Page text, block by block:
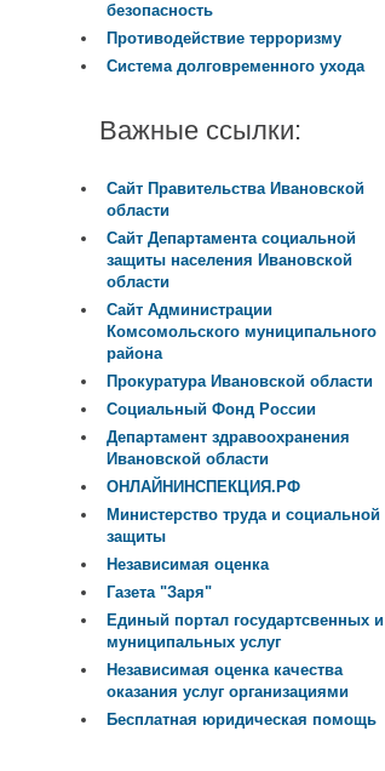
безопасность
Противодействие терроризму
Система долговременного ухода
Важные ссылки:
Сайт Правительства Ивановской
области
Сайт Департамента социальной
защиты населения Ивановской
области
Сайт Администрации
Комсомольского муниципального
района
Прокуратура Ивановской области
Социальный Фонд России
Департамент здравоохранения
Ивановской области
ОНЛАЙНИНСПЕКЦИЯ.РФ
Министерство труда и социальной
защиты
Независимая оценка
Газета "Заря"
Единый портал государтсвенных и
муниципальных услуг
Независимая оценка качества
оказания услуг организациями
Бесплатная юридическая помощь